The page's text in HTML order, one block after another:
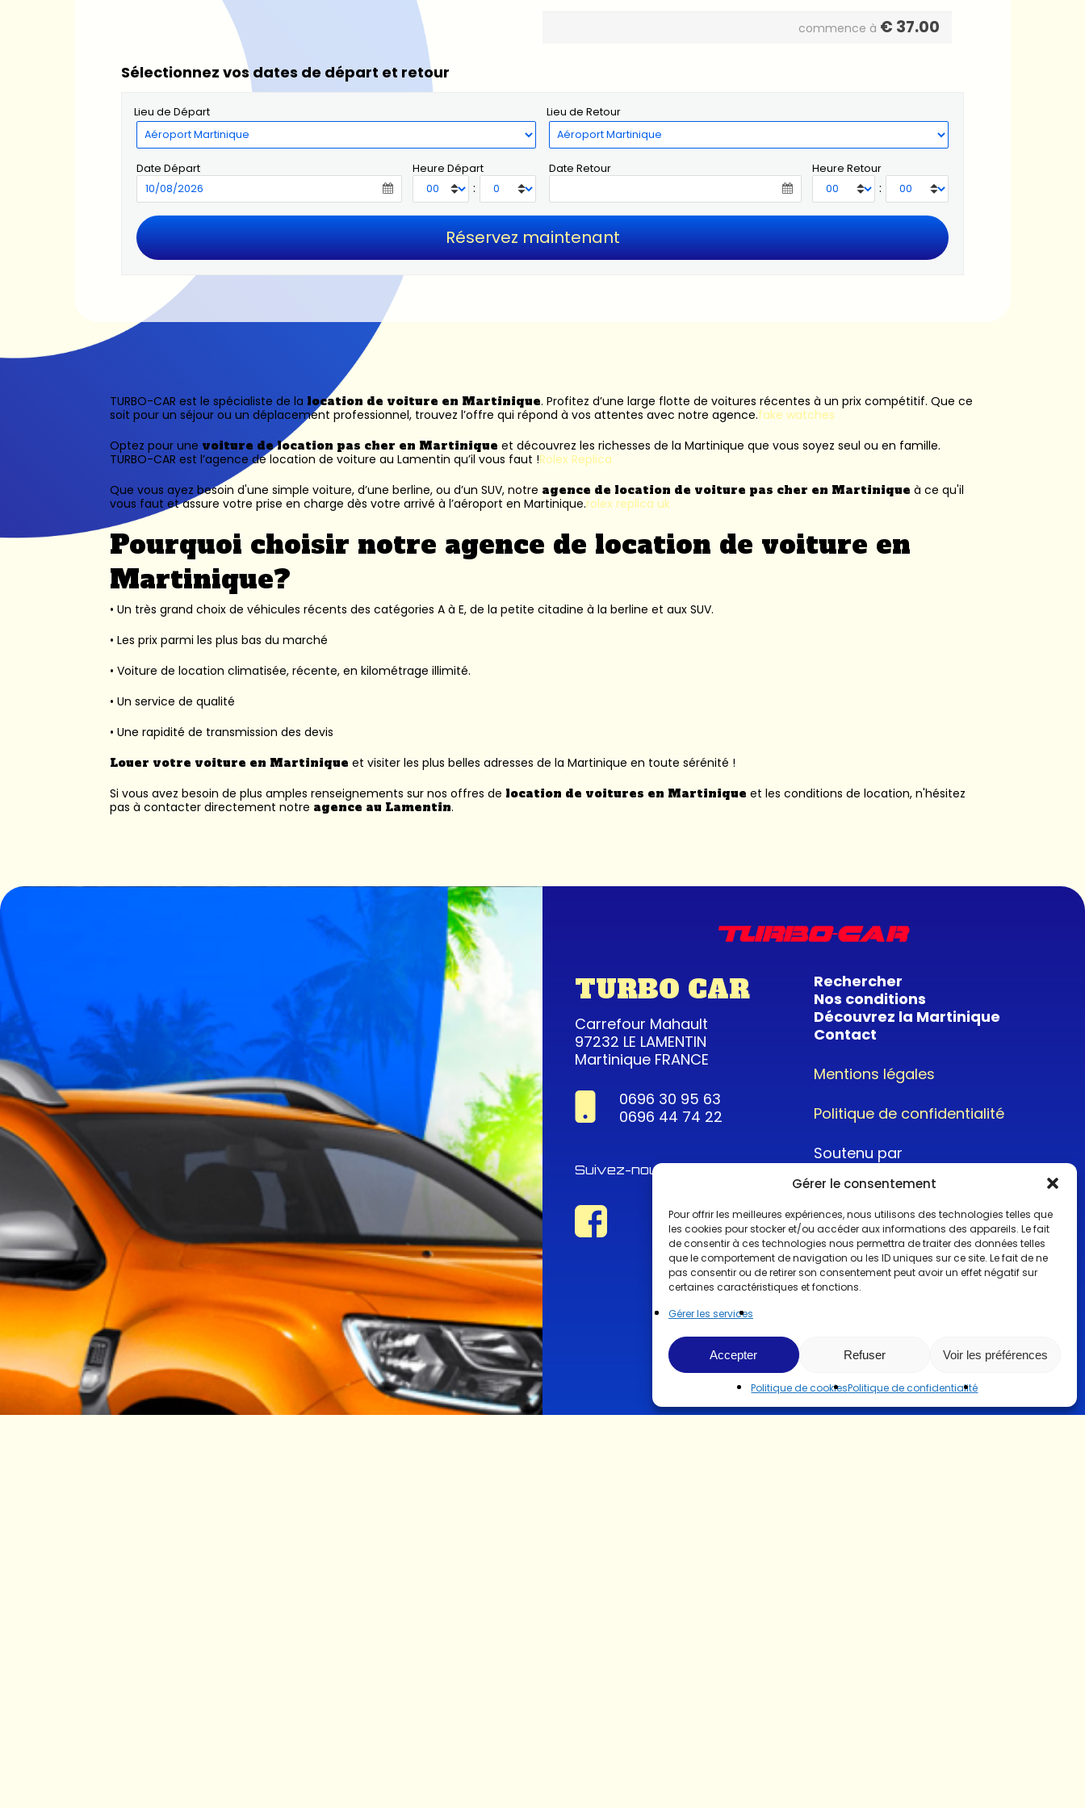
Gérer le consentement
Pour offrir les meilleures expériences, nous utilisons des technologies telles que
les cookies pour stocker et/ou accéder aux informations des appareils. Le fait
de consentir à ces technologies nous permettra de traiter des données telles
que le comportement de navigation ou les ID uniques sur ce site. Le fait de ne
pas consentir ou de retirer son consentement peut avoir un effet négatif sur
certaines caractéristiques et fonctions.
Gérer les services
Accepter Refuser Voir les préférences
Politique de cookiesPolitique de confidentialité
commence à € 37.00
Sélectionnez vos dates de départ et retour
Lieu de Départ Lieu de Retour
Date Départ Heure Départ
:
Date Retour Heure Retour
:
TURBO-CAR est le spécialiste de la location de voiture en Martinique. Profitez d’une large flotte de voitures récentes à un prix compétitif. Que ce
soit pour un séjour ou un déplacement professionnel, trouvez l’offre qui répond à vos attentes avec notre agence.fake watches
Optez pour une voiture de location pas cher en Martinique et découvrez les richesses de la Martinique que vous soyez seul ou en famille.
TURBO-CAR est l’agence de location de voiture au Lamentin qu’il vous faut !Rolex Replica
Que vous ayez besoin d'une simple voiture, d’une berline, ou d’un SUV, notre agence de location de voiture pas cher en Martinique à ce qu'il
vous faut et assure votre prise en charge dès votre arrivé à l’aéroport en Martinique.rolex replica uk
Pourquoi choisir notre agence de location de voiture en
Martinique?
• Un très grand choix de véhicules récents des catégories A à E, de la petite citadine à la berline et aux SUV.
• Les prix parmi les plus bas du marché
• Voiture de location climatisée, récente, en kilométrage illimité.
• Un service de qualité
• Une rapidité de transmission des devis
Louer votre voiture en Martinique et visiter les plus belles adresses de la Martinique en toute sérénité !
Si vous avez besoin de plus amples renseignements sur nos offres de location de voitures en Martinique et les conditions de location, n'hésitez
pas à contacter directement notre agence au Lamentin.
TURBO CAR
Carrefour Mahault
97232 LE LAMENTIN
Martinique FRANCE
0696 30 95 63
0696 44 74 22
Suivez-nous !
Rechercher
Nos conditions
Découvrez la Martinique
Contact
Mentions légales
Politique de confidentialité
Soutenu par
@2022CopyrightTurboCar